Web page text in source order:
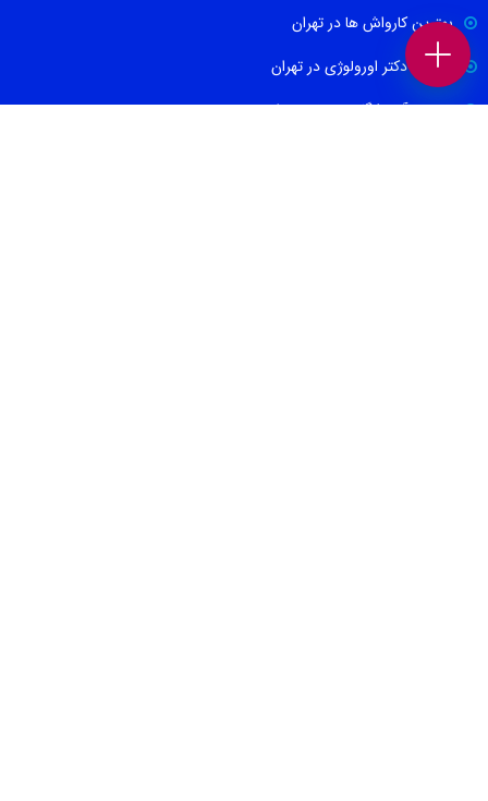
بهترین کارواش ها در تهران
بهترین دکتر اورولوژی در تهران
بهترین آموزشگاه موسیقی تهران